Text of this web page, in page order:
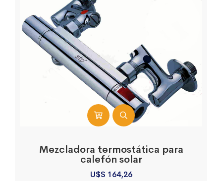
Mezcladora termostática para
calefón solar
U$S 164,26